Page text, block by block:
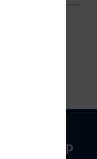
Sitemap